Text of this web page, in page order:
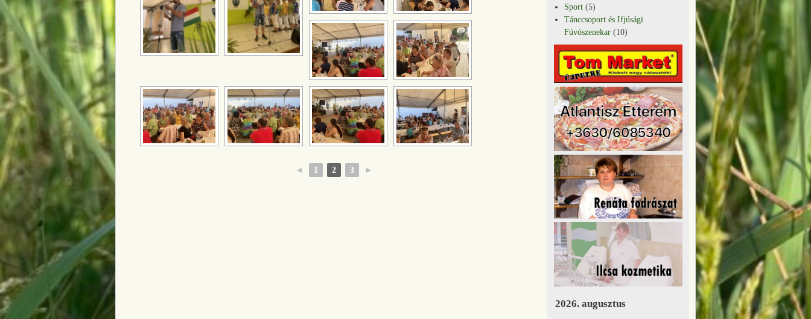
◄ 1 2 3 ►
Sport (5)
Tánccsoport és Ifjúsági
Fúvószenekar (10)
2026. augusztus